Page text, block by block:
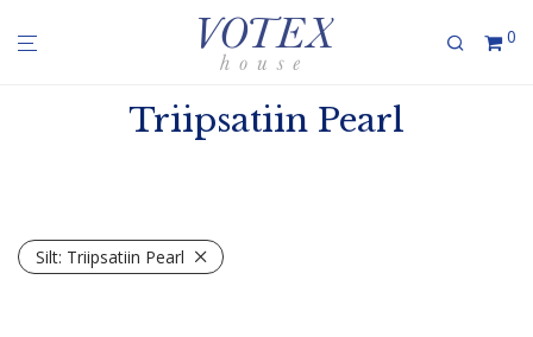
0
Triipsatiin Pearl
Silt: Triipsatiin Pearl